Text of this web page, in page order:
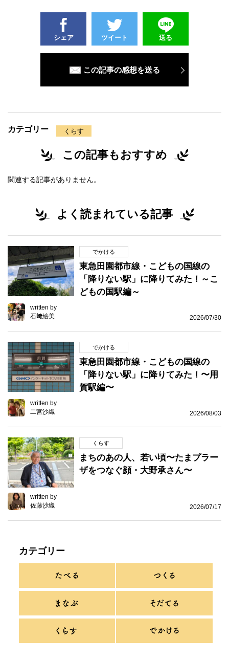
シェア ツイート 送る
この記事の感想を送る
カテゴリー くらす
この記事もおすすめ
関連する記事がありません。
よく読まれている記事
でかける
東急田園都市線・こどもの国線の
「降りない駅」に降りてみた！～こ
どもの国駅編～
written by
石﨑絵美
2026/07/30
でかける
東急田園都市線・こどもの国線の
「降りない駅」に降りてみた！〜用
賀駅編〜
written by
二宮沙織
2026/08/03
くらす
まちのあの人、若い頃〜たまプラー
ザをつなぐ顔・大野承さん〜
written by
佐藤沙織
2026/07/17
カテゴリー